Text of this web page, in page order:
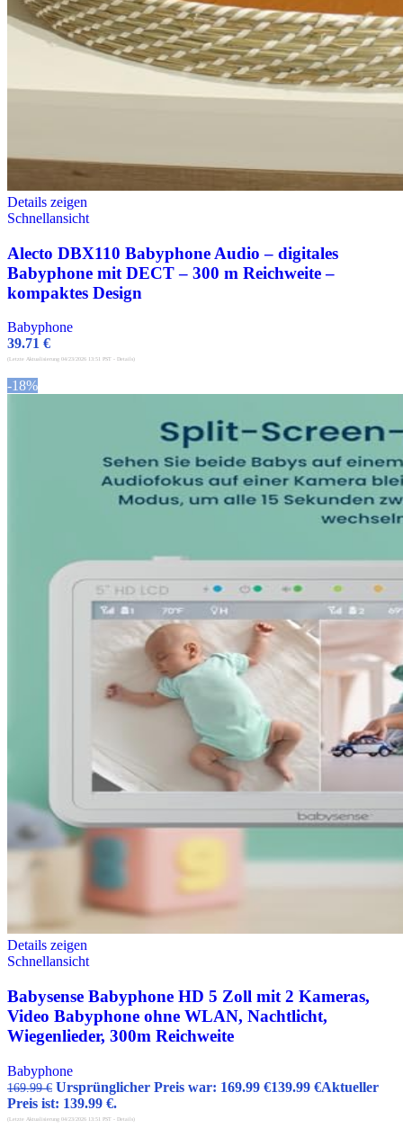
Details zeigen
Schnellansicht
Alecto DBX110 Babyphone Audio – digitales
Babyphone mit DECT – 300 m Reichweite –
kompaktes Design
Babyphone
39.71 €
(Letzte Aktualisierung 04/23/2026 13:51 PST - Details)
-18%
Details zeigen
Schnellansicht
Babysense Babyphone HD 5 Zoll mit 2 Kameras,
Video Babyphone ohne WLAN, Nachtlicht,
Wiegenlieder, 300m Reichweite
Babyphone
169.99€ Ursprünglicher Preis war: 169.99 €139.99 €Aktueller
Preis ist: 139.99 €.
(Letzte Aktualisierung 04/23/2026 13:51 PST - Details)